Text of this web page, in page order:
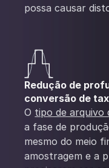
possa causar
Redução de
conversão de
O tipo de arquivo
a fase de
mesmo do meio
amostragem e a